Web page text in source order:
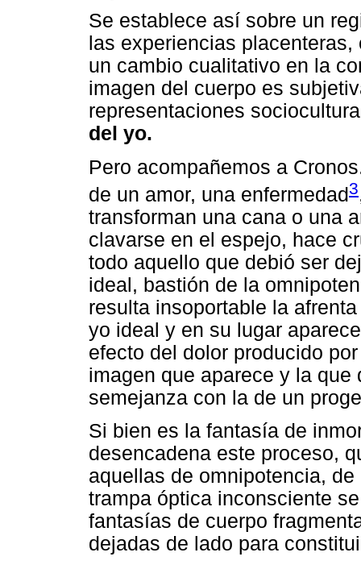
Se establece así sobre un
las experiencias
un cambio cualitativo en la
imagen del cuerpo es
representaciones
del yo.
Pero acompañemos a
de un amor, una enfermedad3
transforman una cana o una
clavarse en el espejo, hace
todo aquello que debió ser
ideal, bastión de la
resulta insoportable la
yo ideal y en su lugar
efecto del dolor producido
imagen que aparece y la
semejanza con la de un
Si bien es la fantasía de
desencadena este proceso,
aquellas de omnipotencia,
trampa óptica inconsciente
fantasías de cuerpo
dejadas de lado para